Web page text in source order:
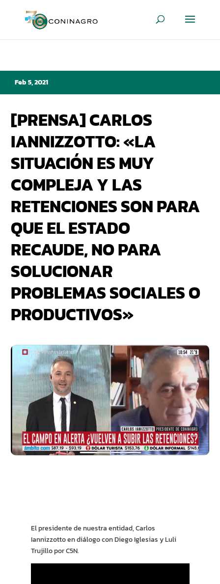
Feb 5, 2021
[PRENSA] CARLOS
IANNIZZOTTO: «LA
SITUACIÓN ES MUY
COMPLEJA Y LAS
RETENCIONES SON PARA
QUE EL ESTADO
RECAUDE, NO PARA
SOLUCIONAR
PROBLEMAS SOCIALES O
PRODUCTIVOS»
El presidente de nuestra entidad, Carlos
Iannizzotto en diálogo con Diego Iglesias y Luli
Trujillo por C5N.